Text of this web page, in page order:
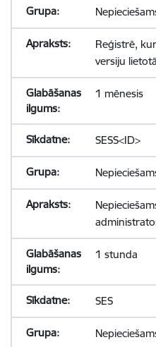
Reģistrē,
versiju
1 mēnesis
SESS<ID>
1 stunda
SES